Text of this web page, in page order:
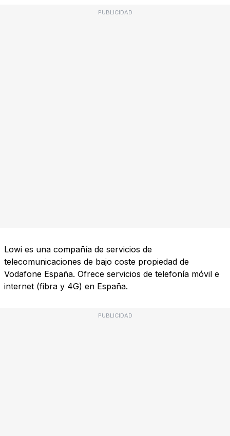
PUBLICIDAD
Lowi es una compañía de servicios de
telecomunicaciones de bajo coste propiedad de
Vodafone España. Ofrece servicios de telefonía móvil e
internet (fibra y 4G) en España.
PUBLICIDAD